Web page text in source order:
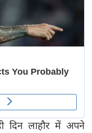
दिन लाहौर में अपने